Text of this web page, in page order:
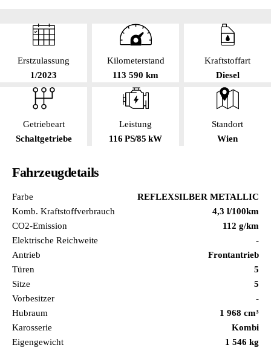
Erstzulassung
1/2023
Kilometerstand
113 590 km
Kraftstoffart
Diesel
Getriebeart
Schaltgetriebe
Leistung
116 PS/85 kW
Standort
Wien
Fahrzeugdetails
Farbe
REFLEXSILBER METALLIC
Komb. Kraftstoffverbrauch
4,3 l/100km
CO2-Emission
112 g/km
Elektrische Reichweite
-
Antrieb
Frontantrieb
Türen
5
Sitze
5
Vorbesitzer
-
Hubraum
1 968 cm³
Karosserie
Kombi
Eigengewicht
1 546 kg